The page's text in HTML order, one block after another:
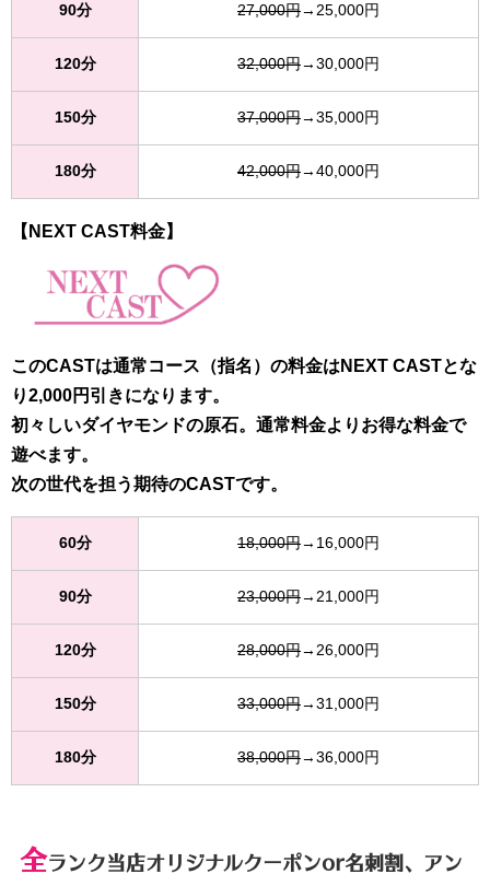
90分 27,000円→25,000円
120分 32,000円→30,000円
150分 37,000円→35,000円
180分 42,000円→40,000円
【NEXT CAST料金】
このCASTは通常コース（指名）の料金はNEXT CASTとな
り2,000円引きになります。
初々しいダイヤモンドの原石。通常料金よりお得な料金で
遊べます。
次の世代を担う期待のCASTです。
60分 18,000円→16,000円
90分 23,000円→21,000円
120分 28,000円→26,000円
150分 33,000円→31,000円
180分 38,000円→36,000円
全ランク当店オリジナルクーポンor名刺割、アン